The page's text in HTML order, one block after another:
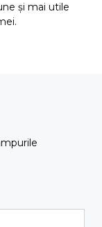
și mai utile